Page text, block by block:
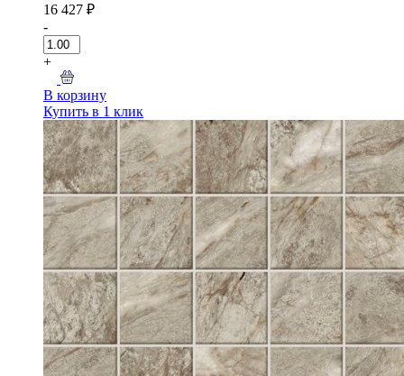
16 427 ₽
-
+
В корзину
Купить в 1 клик